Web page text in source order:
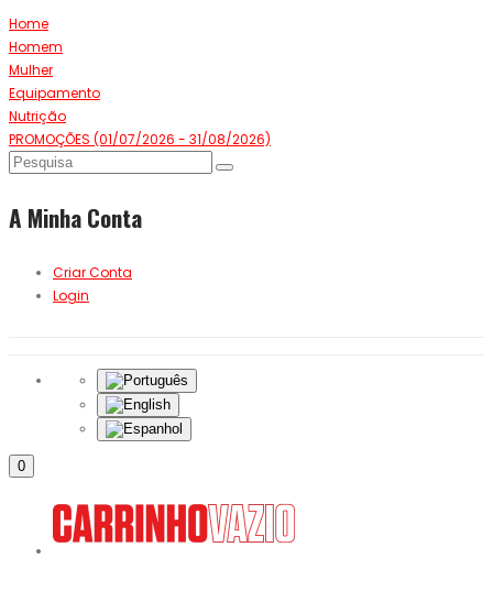
Home
Homem
Mulher
Equipamento
Nutrição
PROMOÇÕES (01/07/2026 - 31/08/2026)
A Minha Conta
Criar Conta
Login
0